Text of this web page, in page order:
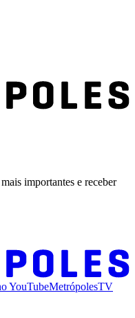
importantes e receber
YouTubeMetrópolesTV